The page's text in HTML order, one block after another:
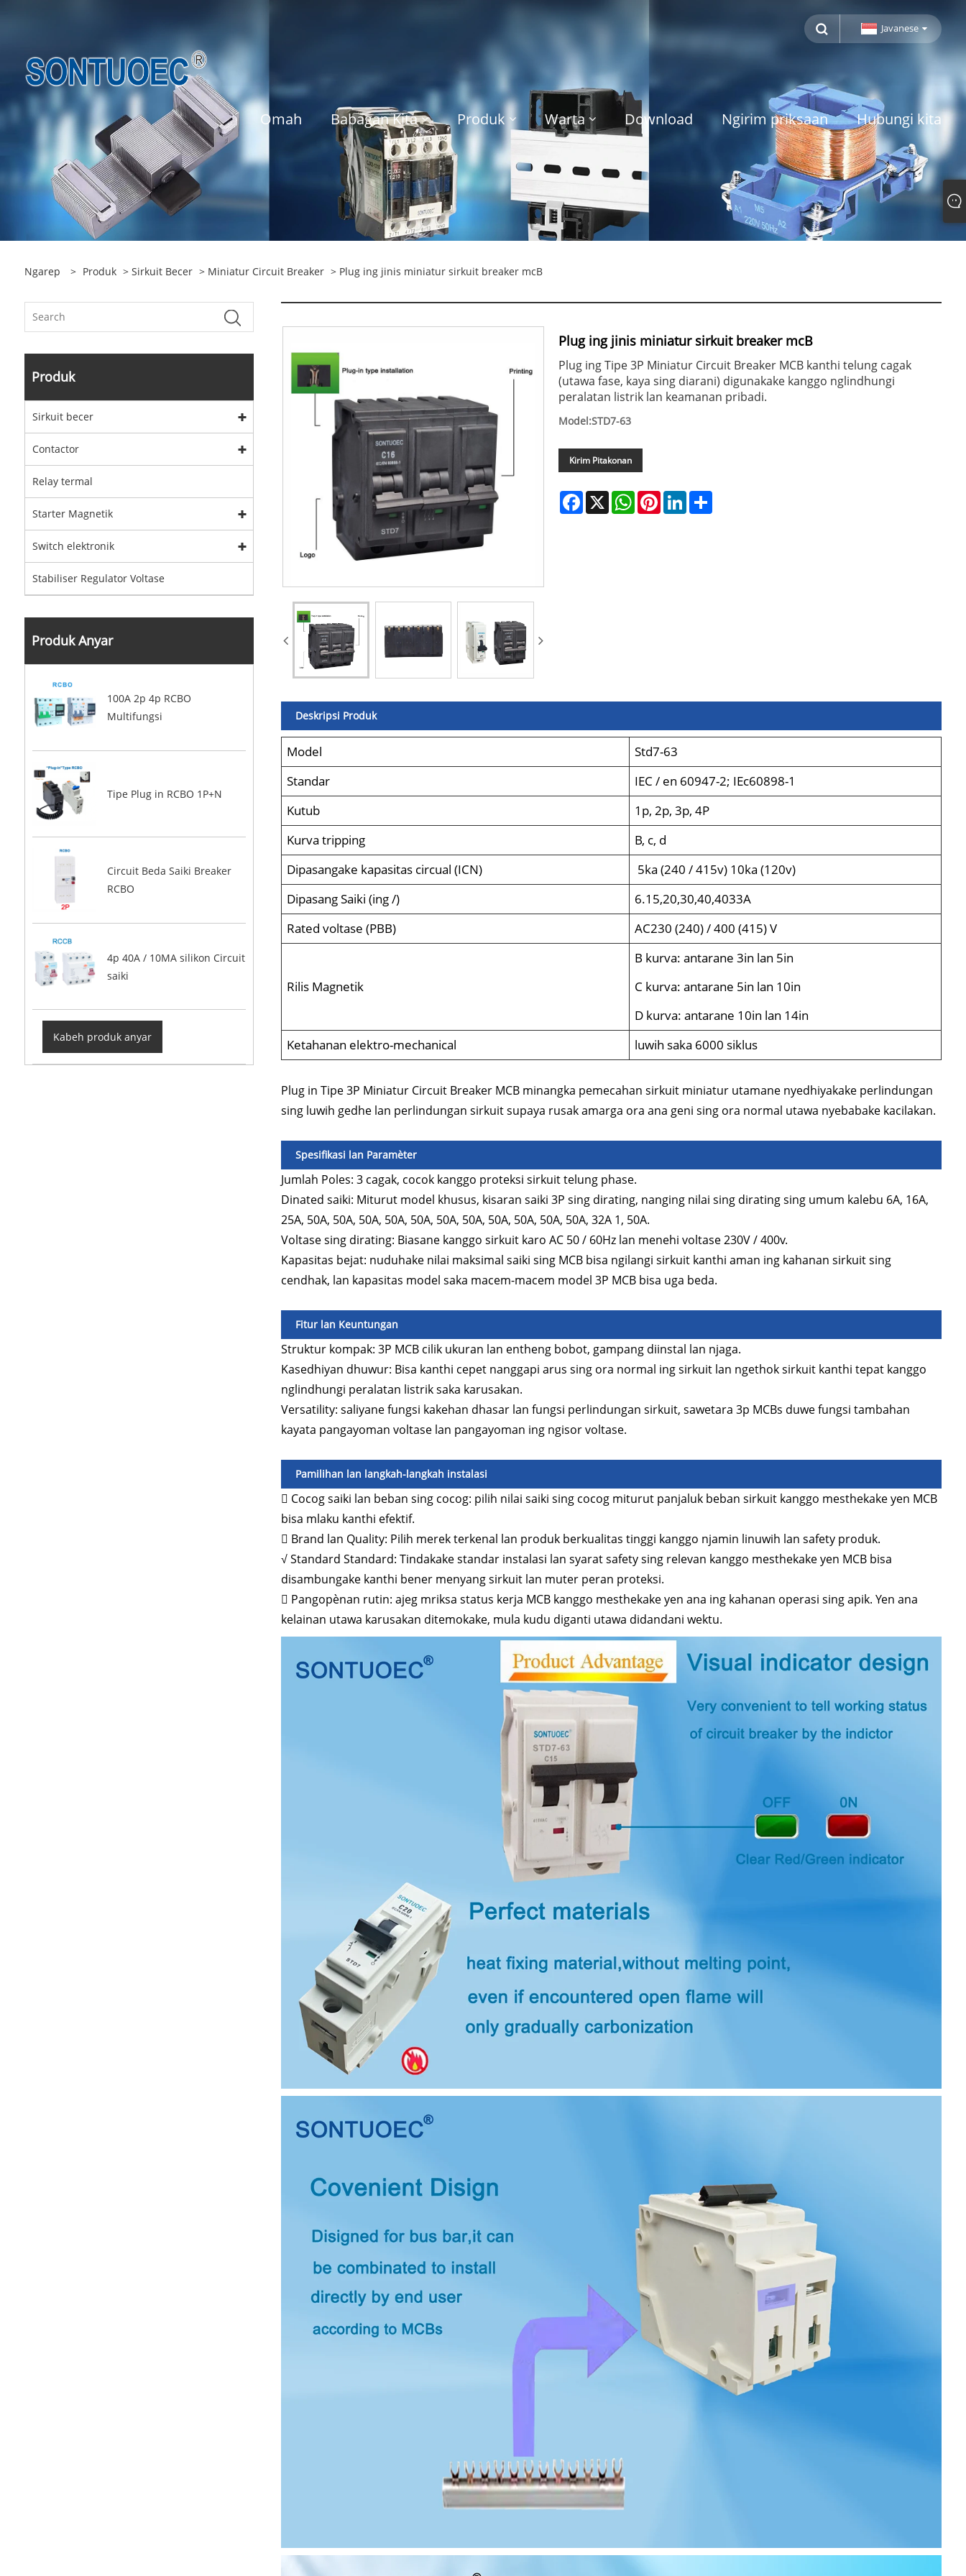
Javanese
Omah Babagan Kita Produk Warta Download Ngirim priksaan Hubungi kita
Ngarep > Produk > Sirkuit Becer > Miniatur Circuit Breaker > Plug ing jinis miniatur sirkuit breaker mcB
Produk
Sirkuit becer
Contactor
Relay termal
Starter Magnetik
Switch elektronik
Stabiliser Regulator Voltase
Produk Anyar
100A 2p 4p RCBO
Multifungsi
Tipe Plug in RCBO 1P+N
Circuit Beda Saiki Breaker
RCBO
4p 40A / 10MA silikon Circuit
saiki
Kabeh produk anyar
Plug ing jinis miniatur sirkuit breaker mcB
Plug ing Tipe 3P Miniatur Circuit Breaker MCB kanthi telung cagak
(utawa fase, kaya sing diarani) digunakake kanggo nglindhungi
peralatan listrik lan keamanan pribadi.
Model:STD7-63
Kirim Pitakonan
Facebook
X WhatsApp
PinterestLinkedIn
Deskripsi Produk
Model
Std7-63
Standar
IEC / en 60947-2; IEc60898-1
Kutub
1p, 2p, 3p, 4P
Kurva tripping
B, c, d
Dipasangake kapasitas circual (ICN)
5ka (240 / 415v) 10ka (120v)
Dipasang Saiki (ing /)
6.15,20,30,40,4033A
Rated voltase (PBB)
AC230 (240) / 400 (415) V
Rilis Magnetik
B kurva: antarane 3in lan 5in
C kurva: antarane 5in lan 10in
D kurva: antarane 10in lan 14in
Ketahanan elektro-mechanical
luwih saka 6000 siklus
Plug in Tipe 3P Miniatur Circuit Breaker MCB minangka pemecahan sirkuit miniatur utamane nyedhiyakake perlindungan
sing luwih gedhe lan perlindungan sirkuit supaya rusak amarga ora ana geni sing ora normal utawa nyebabake kacilakan.
Spesifikasi lan Paramèter
Jumlah Poles: 3 cagak, cocok kanggo proteksi sirkuit telung phase.
Dinated saiki: Miturut model khusus, kisaran saiki 3P sing dirating, nanging nilai sing dirating sing umum kalebu 6A, 16A,
25A, 50A, 50A, 50A, 50A, 50A, 50A, 50A, 50A, 50A, 50A, 50A, 32A 1, 50A.
Voltase sing dirating: Biasane kanggo sirkuit karo AC 50 / 60Hz lan menehi voltase 230V / 400v.
Kapasitas bejat: nuduhake nilai maksimal saiki sing MCB bisa ngilangi sirkuit kanthi aman ing kahanan sirkuit sing
cendhak, lan kapasitas model saka macem-macem model 3P MCB bisa uga beda.
Fitur lan Keuntungan
Struktur kompak: 3P MCB cilik ukuran lan entheng bobot, gampang diinstal lan njaga.
Kasedhiyan dhuwur: Bisa kanthi cepet nanggapi arus sing ora normal ing sirkuit lan ngethok sirkuit kanthi tepat kanggo
nglindhungi peralatan listrik saka karusakan.
Versatility: saliyane fungsi kakehan dhasar lan fungsi perlindungan sirkuit, sawetara 3p MCBs duwe fungsi tambahan
kayata pangayoman voltase lan pangayoman ing ngisor voltase.
Pamilihan lan langkah-langkah instalasi
 Cocog saiki lan beban sing cocog: pilih nilai saiki sing cocog miturut panjaluk beban sirkuit kanggo mesthekake yen MCB
bisa mlaku kanthi efektif.
 Brand lan Quality: Pilih merek terkenal lan produk berkualitas tinggi kanggo njamin linuwih lan safety produk.
√ Standard Standard: Tindakake standar instalasi lan syarat safety sing relevan kanggo mesthekake yen MCB bisa
disambungake kanthi bener menyang sirkuit lan muter peran proteksi.
 Pangopènan rutin: ajeg mriksa status kerja MCB kanggo mesthekake yen ana ing kahanan operasi sing apik. Yen ana
kelainan utawa karusakan ditemokake, mula kudu diganti utawa didandani wektu.